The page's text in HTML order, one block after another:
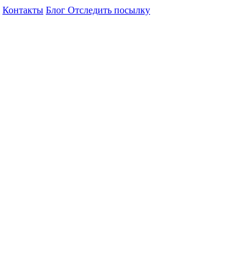
Контакты Блог Отследить посылку